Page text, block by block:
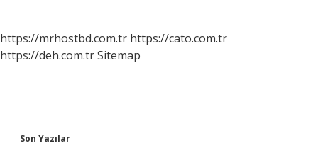
https://mrhostbd.com.tr https://cato.com.tr
https://deh.com.trSitemap
Son Yazılar